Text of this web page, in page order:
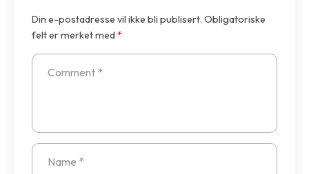
Din e-postadresse vil ikke bli publisert. Obligatoriske
felt er merket med*